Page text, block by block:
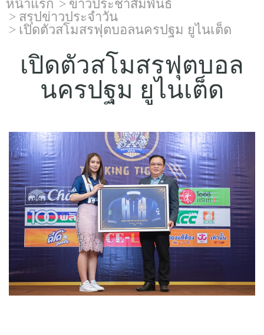
บทความ
แบบประกันทั้งหมด
แบบประกันที่เหมาะกับช่วงอายุ
เปรียบเทียบแบบประกัน
TL Learning Center
หน้าแรก
ข่าวประชาสัมพันธ์
สรุปข่าวประจำวัน
เปิดตัวสโมสรฟุตบอลนครปฐม ยูไนเต็ด
เปิดตัวสโมสรฟุตบอล
นครปฐม ยูไนเต็ด